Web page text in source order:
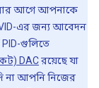
আগে আপনাকে
এর জন্য আবেদন
PID-গুলিতে
DACরয়েছে যা
না আপনি নিজের